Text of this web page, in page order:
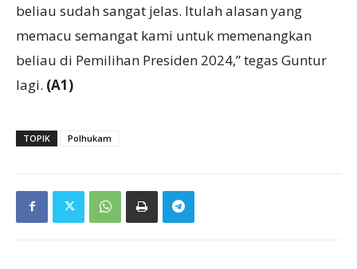
beliau sudah sangat jelas. Itulah alasan yang
memacu semangat kami untuk memenangkan
beliau di Pemilihan Presiden 2024,” tegas Guntur
lagi. (A1)
TOPIK Polhukam